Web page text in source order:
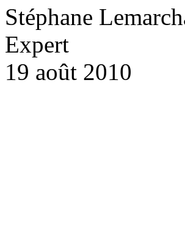
Stéphane
Expert
19 août 2010